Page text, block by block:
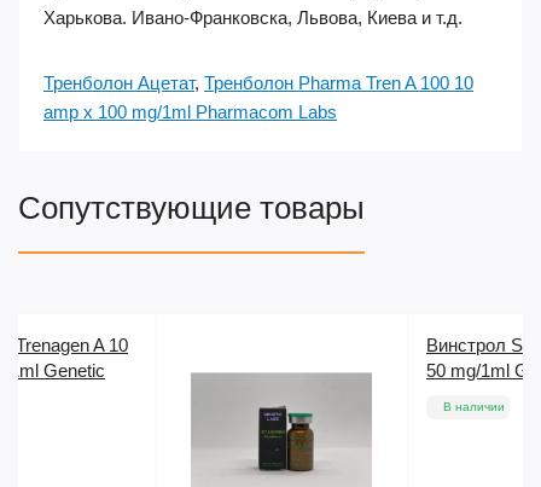
Харькова. Ивано-Франковска, Львова, Киева и т.д.
Тренболон Ацетат, Тренболон Pharma Tren A 100 10
amp x 100 mg/1ml Pharmacom Labs
Сопутствующие товары
Винстрол Stanogen 10 ml
50 mg/1ml Genetic Labs